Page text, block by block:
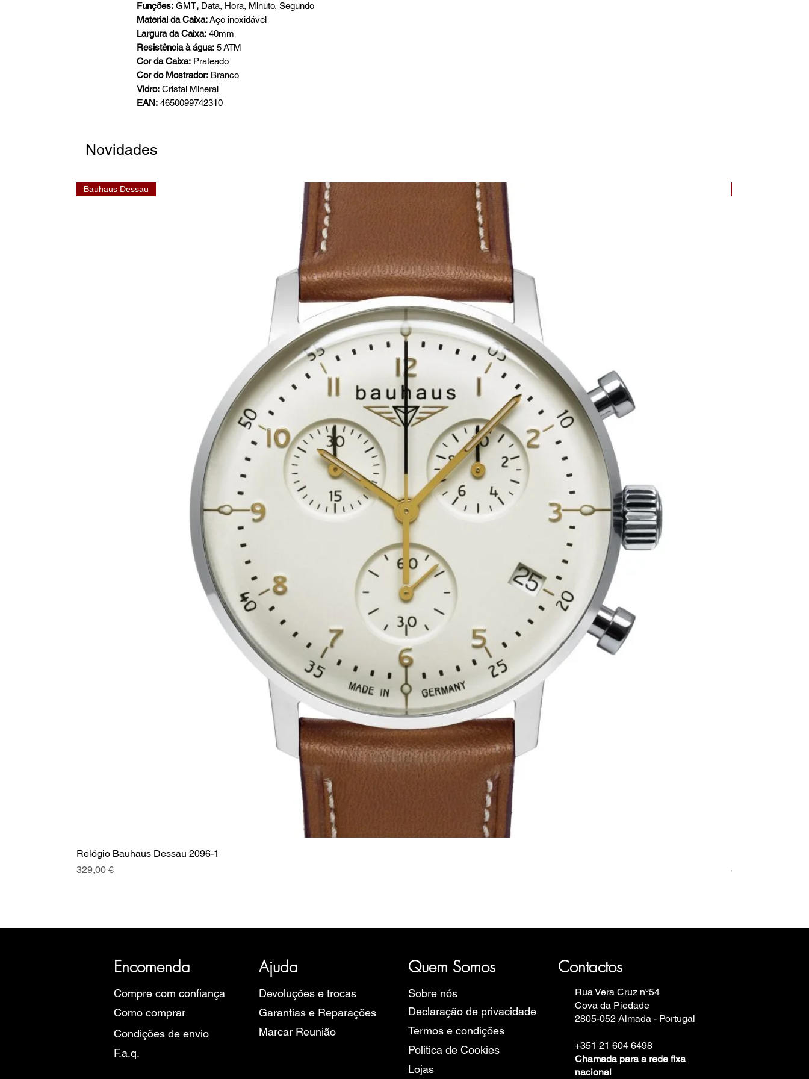
Funções: GMT, Data, Hora, Minuto, Segundo
Material da Caixa:Aço inoxidável
Largura da Caixa: 40mm
Resistência à água: 5 ATM
Cor da Caixa: Prateado
Cor do Mostrador: Branco
Vidro: Cristal Mineral
EAN: 4650099742310
Novidades
Bauhaus Dessau
Relógio Bauhaus Dessau 2096-1
Preço
329,00 €
Preço
499,00 €
Encomenda Ajuda Quem Somos Contactos
Compre com confiança
Como comprar
Condições de envio
Devoluções e trocas
Garantias e Reparações
Marcar Reunião
F.a.q.
Sobre nós
Declaração de privacidade
Termos e condições
Politica de Cookies
Lojas
Rua Vera Cruz nº54
Cova da Piedade
2805-052 Almada - Portugal
+351 21 604 6498
Chamada para a rede fixa
nacional